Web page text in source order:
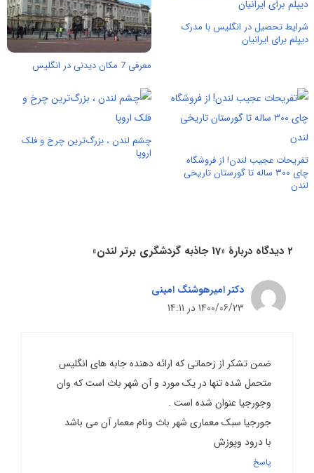
شرایط تحصیل در انگلیس با مدرک
دیپلم برای ایرانیان
معرفی 7 مکان دیدنی در انگلیس
تفریحات عجیب لندن! از فروشگاه
چای ۳۰۰ ساله تا گورستان تاریخی
لندن
چشم لندن ، بزرگ‌ترین چرخ و فلک
اروپا
2 دیدگاه دربارهٔ «17 جاذبه گردشگری برتر لندن»
دکتر امیرهوشنگ امینی
1400/06/23 در 14:11
ضمن تشکر از زحماتی که ارائه دهنده جابه های انگلیس
متحمل شده تنها در یک مورد و آن شهر باث است که وان
وجورجیا عنوان شده است .
جورجیا سبک معماری شهر باث ونام معمار آن می باشد
با درود وپوزش
پاسخ